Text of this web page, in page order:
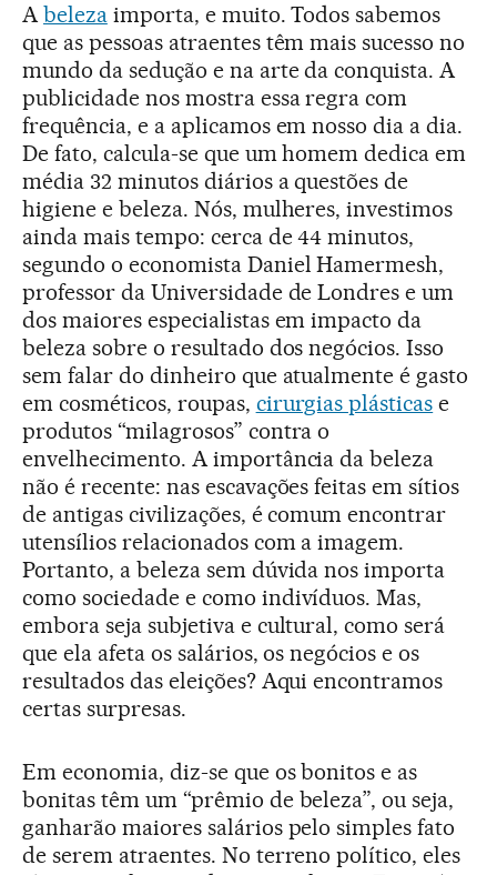
Abelezaimporta, e muito. Todos sabemos
que as pessoas atraentes têm mais sucesso no
mundo da sedução e na arte da conquista. A
publicidade nos mostra essa regra com
frequência, e a aplicamos em nosso dia a dia.
De fato, calcula-se que um homem dedica em
média 32 minutos diários a questões de
higiene e beleza. Nós, mulheres, investimos
ainda mais tempo: cerca de 44 minutos,
segundo o economista Daniel Hamermesh,
professor da Universidade de Londres e um
dos maiores especialistas em impacto da
beleza sobre o resultado dos negócios. Isso
sem falar do dinheiro que atualmente é gasto
em cosméticos, roupas, cirurgias plásticas e
produtos “milagrosos” contra o
envelhecimento. A importância da beleza
não é recente: nas escavações feitas em sítios
de antigas civilizações, é comum encontrar
utensílios relacionados com a imagem.
Portanto, a beleza sem dúvida nos importa
como sociedade e como indivíduos. Mas,
embora seja subjetiva e cultural, como será
que ela afeta os salários, os negócios e os
resultados das eleições? Aqui encontramos
certas surpresas.
Em economia, diz-se que os bonitos e as
bonitas têm um “prêmio de beleza”, ou seja,
ganharão maiores salários pelo simples fato
de serem atraentes. No terreno político, eles